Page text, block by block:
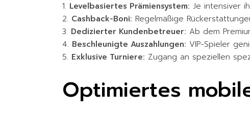
Levelbasiertes Prämiensystem: Je intensiver
Cashback-Boni: Regelmäßige
Dedizierter Kundenbetreuer: Ab dem
Beschleunigte Auszahlungen: VIP-Spieler
Exklusive Turniere: Zugang an speziellen
Optimiertes